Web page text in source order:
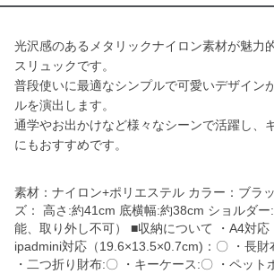
光沢感のあるメタリックナイロン素材が魅力
スリュックです。
普段使いに最適なシンプルで可愛いデザイン
ルを演出します。
通学やお出かけなど様々なシーンで活躍し、
にもおすすめです。
素材：ナイロン+ポリエステル カラー：ブラ
ズ： 高さ:約41cm 底横幅:約38cm ショルダ
能、取り外し不可） ■収納について ・A4対応
ipadmini対応（19.6×13.5×0.7cm)：〇 ・長
・二つ折り財布:〇 ・キーケース:〇 ・ペット